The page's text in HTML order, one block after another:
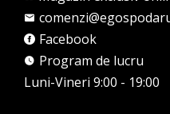
Facebook
Program de lucru
Luni-Vineri 9:00 - 19:00